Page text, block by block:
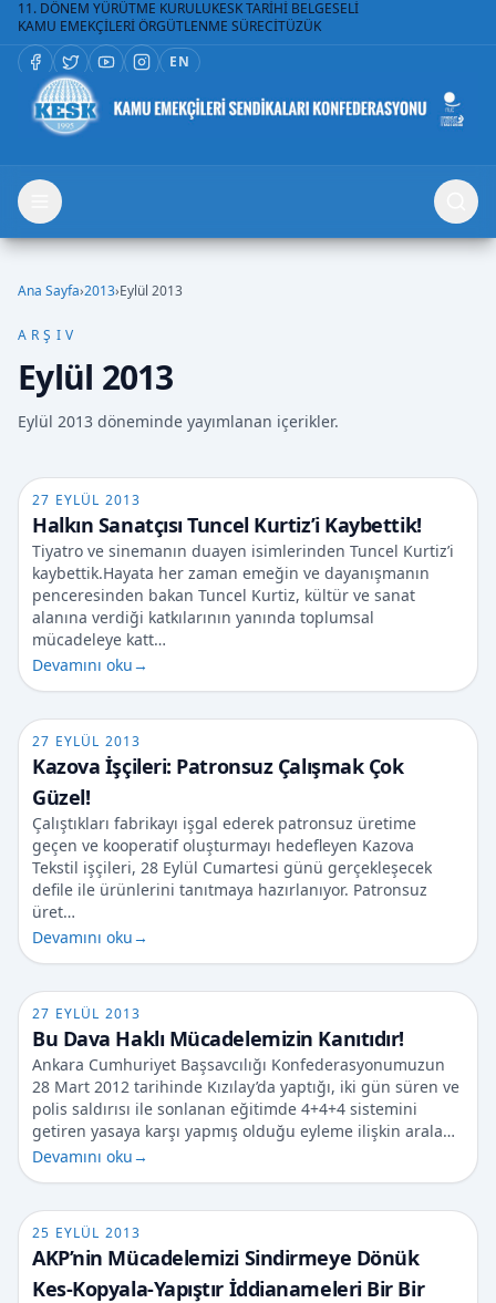
11. DÖNEM YÜRÜTME KURULUKESK TARİHİ BELGESELİ
KAMU EMEKÇİLERİ ÖRGÜTLENME SÜRECİTÜZÜK
EN
Ana Sayfa›2013›Eylül 2013
ARŞIV
Eylül 2013
Eylül 2013 döneminde yayımlanan içerikler.
27 EYLÜL 2013
Halkın Sanatçısı Tuncel Kurtiz’i Kaybettik!
Tiyatro ve sinemanın duayen isimlerinden Tuncel Kurtiz’i
kaybettik.Hayata her zaman emeğin ve dayanışmanın
penceresinden bakan Tuncel Kurtiz, kültür ve sanat
alanına verdiği katkılarının yanında toplumsal
mücadeleye katt…
Devamını oku→
27 EYLÜL 2013
Kazova İşçileri: Patronsuz Çalışmak Çok
Güzel!
Çalıştıkları fabrikayı işgal ederek patronsuz üretime
geçen ve kooperatif oluşturmayı hedefleyen Kazova
Tekstil işçileri, 28 Eylül Cumartesi günü gerçekleşecek
defile ile ürünlerini tanıtmaya hazırlanıyor. Patronsuz
üret…
Devamını oku→
27 EYLÜL 2013
Bu Dava Haklı Mücadelemizin Kanıtıdır!
Ankara Cumhuriyet Başsavcılığı Konfederasyonumuzun
28 Mart 2012 tarihinde Kızılay’da yaptığı, iki gün süren ve
polis saldırısı ile sonlanan eğitimde 4+4+4 sistemini
getiren yasaya karşı yapmış olduğu eyleme ilişkin arala…
Devamını oku→
25 EYLÜL 2013
AKP’nin Mücadelemizi Sindirmeye Dönük
Kes-Kopyala-Yapıştır İddianameleri Bir Bir